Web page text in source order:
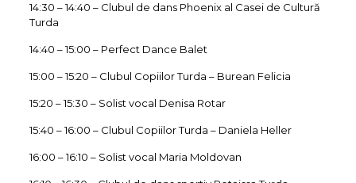
14:30 – 14:40 – Clubul de dans Phoenix al Casei de Cultură
Turda
14:40 – 15:00 – Perfect Dance Balet
15:00 – 15:20 – Clubul Copiilor Turda – Burean Felicia
15:20 – 15:30 – Solist vocal Denisa Rotar
15:40 – 16:00 – Clubul Copiilor Turda – Daniela Heller
16:00 – 16:10 – Solist vocal Maria Moldovan